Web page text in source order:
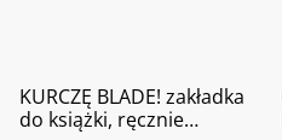
KURCZĘ BLADE! zakładka
do książki, ręcznie